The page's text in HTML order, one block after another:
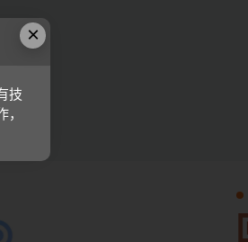
×
技
，